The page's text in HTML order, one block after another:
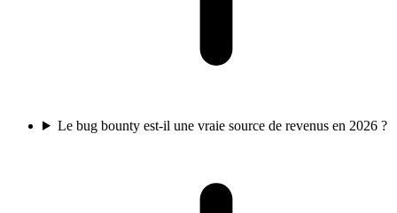
Le bug bounty est-il une vraie source de revenus en 2026 ?